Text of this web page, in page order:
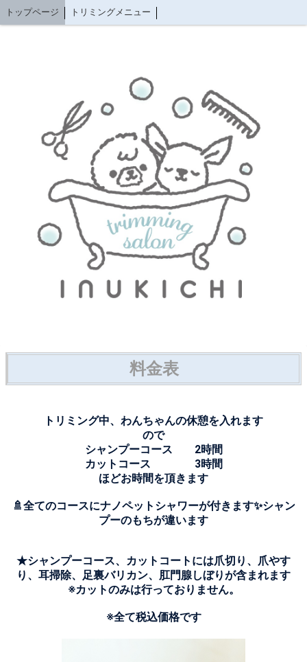
トップページ トリミングメニュー
料金表
トリミング中、わんちゃんの休憩を入れます
ので
シャンプーコース 2時間
カットコース 3時間
ほどお時間を頂きます
🚿全てのコースにナノペットシャワーが付きます✨シャン
プーのもちが違います
★シャンプーコース、カットコートには爪切り、爪やす
り、耳掃除、足裏バリカン、肛門腺しぼりが含まれます
※カットのみは行っておりません。
※全て税込価格です